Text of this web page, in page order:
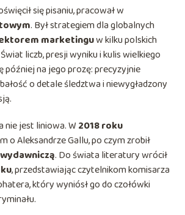
się pisaniu, pracował w
. Był strategiem dla globalnych
marketinguw kilku polskich
liczb, presji wyniku i kulis wielkiego
później na jego prozę: precyzyjnie
o detale śledztwa i niewygładzony
nie jest liniowa. W 2018 roku
o Aleksandrze Gallu, po czym zrobił
. Do świata literatury wrócił
, przedstawiając czytelnikom komisarza
który wyniósł go do czołówki